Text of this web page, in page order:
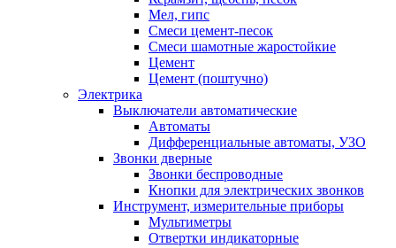
Мел, гипс
Смеси цемент-песок
Смеси шамотные жаростойкие
Цемент
Цемент (поштучно)
Электрика
Выключатели автоматические
Автоматы
Дифференциальные автоматы, УЗО
Звонки дверные
Звонки беспроводные
Кнопки для электрических звонков
Инструмент, измерительные приборы
Мультиметры
Отвертки индикаторные